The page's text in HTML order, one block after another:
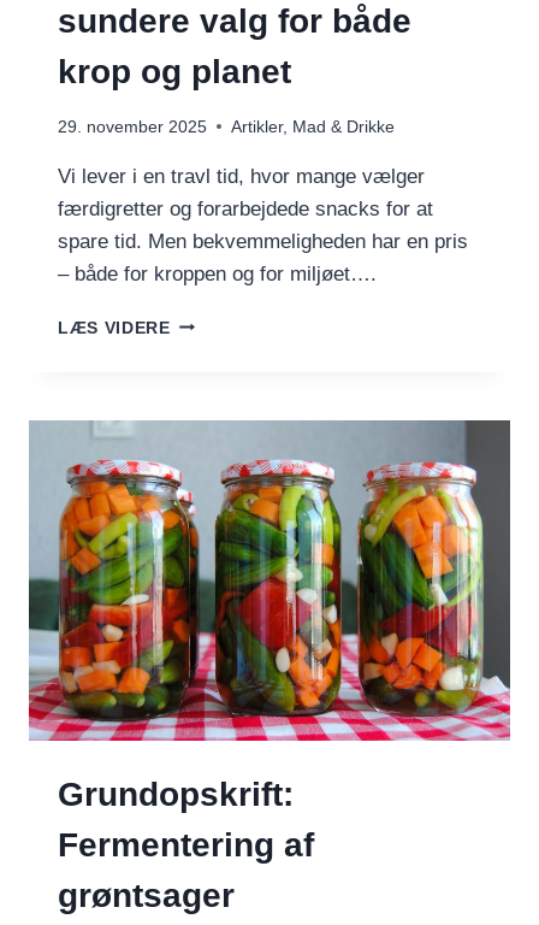
sundere valg for både
krop og planet
29. november 2025 Artikler, Mad & Drikke
Vi lever i en travl tid, hvor mange vælger
færdigretter og forarbejdede snacks for at
spare tid. Men bekvemmeligheden har en pris
– både for kroppen og for miljøet….
LÆS VIDEREHJEMMELAVET
VALG
BÅDE
KROP
OG
PLANET
Grundopskrift:
Fermentering af
grøntsager